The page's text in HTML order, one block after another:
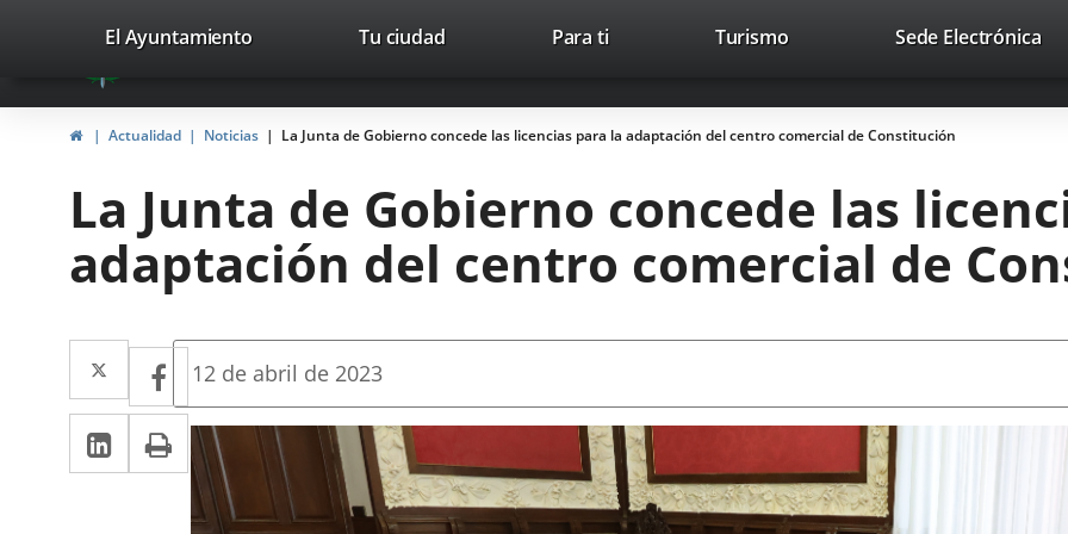
Portal
Web
del
Valladolid
avaTop Trabaja con nosotros Contacto
valladolid.es
El Ayuntamiento Tu ciudad Para ti TurismoThis
open
in
up
window.
Sede ElectrónicaLink
HomeActualidad Noticias La Junta de Gobierno concede las licencias para la adaptación del centro comercial de Constitución
La Junta de Gobierno concede las
adaptación del centro comercial de
Twitter
Enlace
a
una
aplicación
externa.
Facebook
Enlace
a
una
aplicación
Linkedin
Enlace
a
Print
Fecha
la
noticia
12 de abril de 2023